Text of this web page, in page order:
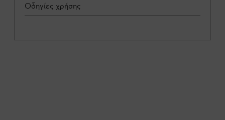
Οδηγίες χρήσης